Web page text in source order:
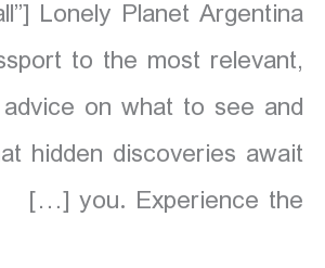
Lonely Planet Argentina
to the most relevant,
on what to see and
hidden discoveries await
you. Experience the […]